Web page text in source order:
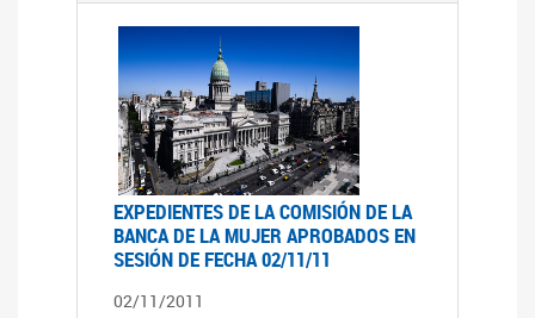
EXPEDIENTES DE LA COMISIÓN DE LA
BANCA DE LA MUJER APROBADOS EN
SESIÓN DE FECHA 02/11/11
02/11/2011